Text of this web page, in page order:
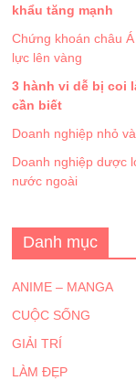
khẩu tăng mạnh
Chứng khoán châu
lực lên vàng
3 hành vi dễ bị coi
cần biết
Doanh nghiệp nhỏ
Doanh nghiệp dược
nước ngoài
Danh mục
ANIME – MANGA
CUỘC SỐNG
GIẢI TRÍ
LÀM ĐẸP